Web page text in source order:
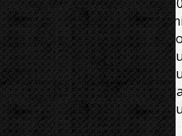
v tvaru a tlaku. Z
polyamidu
shoda ohýbacího
podle daného
Stupnice úhlů 0 až 180°
na každém